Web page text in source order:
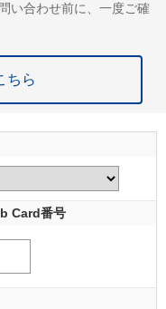
い合わせ前に、一度ご確
ちら
Card番号